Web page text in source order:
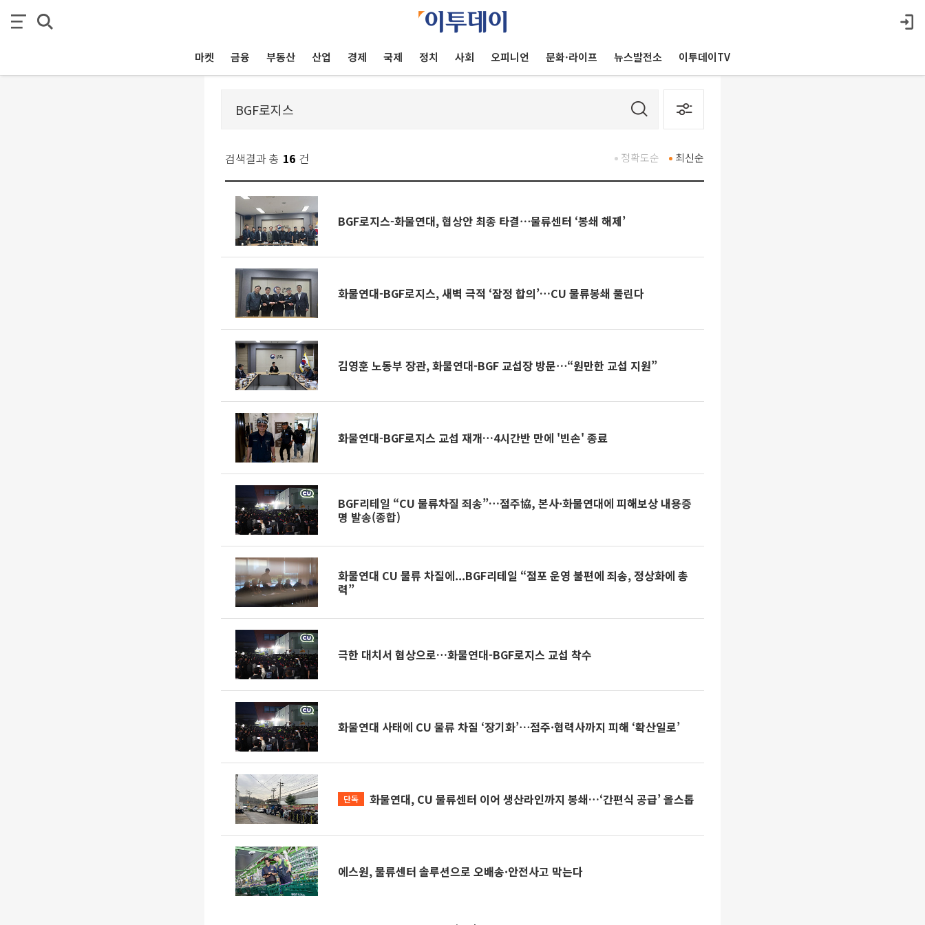
마켓 금융 부동산 산업 경제 국제 정치 사회 오피니언 문화·라이프 뉴스발전소 이투데이TV
검색결과 총 16 건 최신순
정확도순
BGF로지스-화물연대, 협상안 최종 타결⋯물류센터 ‘봉쇄 해제’
화물연대-BGF로지스, 새벽 극적 ‘잠정 합의’…CU 물류봉쇄 풀린다
김영훈 노동부 장관, 화물연대-BGF 교섭장 방문⋯“원만한 교섭 지원”
화물연대-BGF로지스 교섭 재개…4시간반 만에 '빈손' 종료
BGF리테일 “CU 물류차질 죄송”…점주協, 본사·화물연대에 피해보상 내용증
명 발송(종합)
화물연대 CU 물류 차질에...BGF리테일 “점포 운영 불편에 죄송, 정상화에 총
력”
극한 대치서 협상으로…화물연대-BGF로지스 교섭 착수
화물연대 사태에 CU 물류 차질 ‘장기화’⋯점주·협력사까지 피해 ‘확산일로’
단독 화물연대, CU 물류센터 이어 생산라인까지 봉쇄…‘간편식 공급’ 올스톱
에스원, 물류센터 솔루션으로 오배송·안전사고 막는다